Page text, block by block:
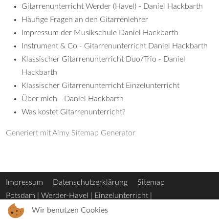
Gitarrenunterricht Werder (Havel) - Daniel Hackbarth
Häufige Fragen an den Gitarrenlehrer
Impressum der Musikschule Daniel Hackbarth
Instrument & Co - Gitarrenunterricht Daniel Hackbarth
Klassischer Gitarrenunterricht Duo/Trio - Daniel
Hackbarth
Klassischer Gitarrenunterricht Einzelunterricht
Über mich - Daniel Hackbarth
Was kostet Gitarrenunterricht?
Generiert mit Aimy Sitemap Generator
Impressum Datenschutzerklärung
Sitemap
Potsdam
Werder-Havel Einzelunterricht
Gruppenunterricht|Kosten
Wir benutzen Cookies